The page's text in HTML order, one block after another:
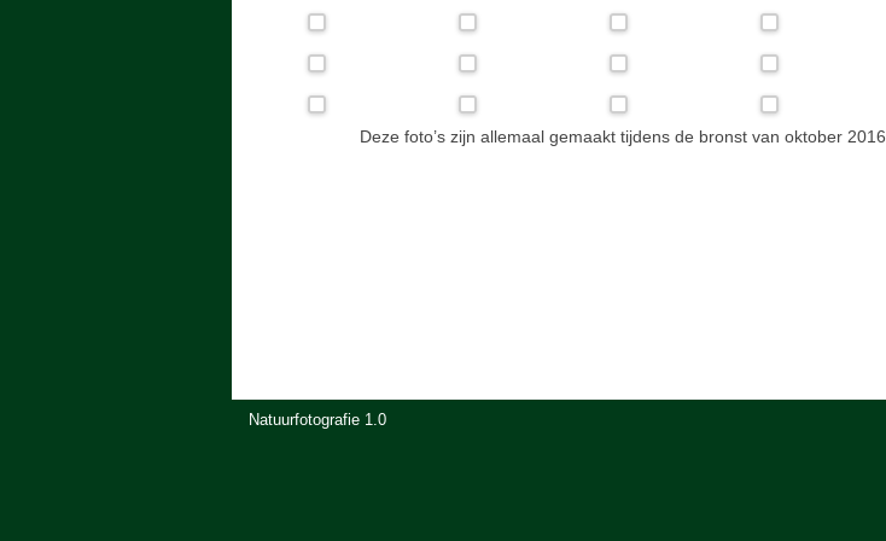
Deze foto’s zijn allemaal gemaakt tijdens de bronst van oktober 2016.
Natuurfotografie 1.0